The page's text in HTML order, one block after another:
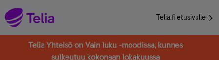
Telia.fi etusivulle
Telia Yhteisö on Vain luku -moodissa, kunnes
sulkeutuu kokonaan lokakuussa